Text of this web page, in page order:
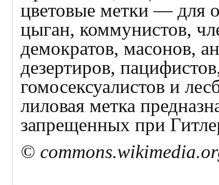
цветовые метки — для
цыган, коммунистов,
демократов, масонов,
дезертиров,
гомосексуалистов и
лиловая метка
запрещенных при
©